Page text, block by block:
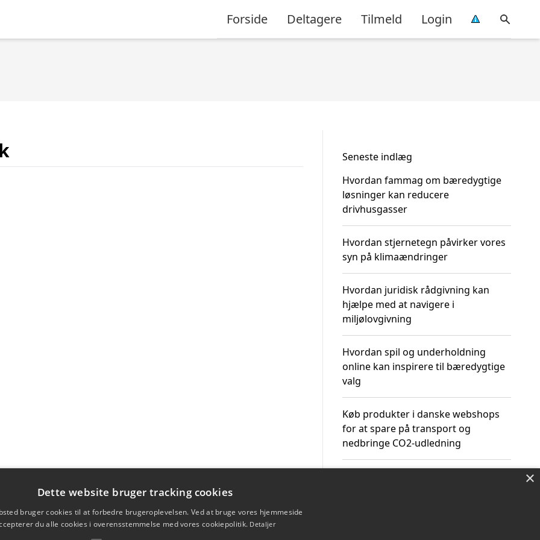
Forside Deltagere Tilmeld Login
Seneste indlæg
Hvordan fammag om bæredygtige
løsninger kan reducere
drivhusgasser
Hvordan stjernetegn påvirker vores
syn på klimaændringer
Hvordan juridisk rådgivning kan
hjælpe med at navigere i
miljølovgivning
Hvordan spil og underholdning
online kan inspirere til bæredygtige
valg
Køb produkter i danske webshops
for at spare på transport og
nedbringe CO2-udledning
×
Dette website bruger tracking cookies
bruger cookies til at forbedre brugeroplevelsen. Ved at bruge vores hjemmeside
du alle cookies i overensstemmelse med vores cookiepolitik. Detaljer